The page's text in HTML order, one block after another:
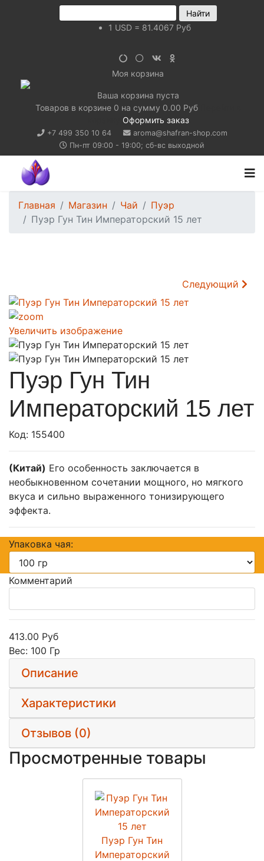
1 USD = 81.4067 Руб
Моя корзина
Ваша корзина пуста
Товаров в корзине 0 на сумму 0.00 Руб
Оформить заказ
+7 499 350 10 64
aroma@shafran-shop.com
Пн-пт 09:00 - 19:00; сб-вс выходной
Главная Магазин Чай
Пуэр
Пуэр Гун Тин Императорский 15 лет
Следующий
Увеличить изображение
Пуэр Гун Тин
Императорский 15 лет
Код: 155400
(Китай) Его особенность заключается в
необыкновенном сочетании мощного, но мягкого
вкуса и сильно выраженного тонизирующего
эффекта.
Упаковка чая:
Комментарий
413.00 Руб
Вес: 100 Гр
Описание
Характеристики
Отзывов (0)
Просмотренные товары
Пуэр Гун Тин
Императорский